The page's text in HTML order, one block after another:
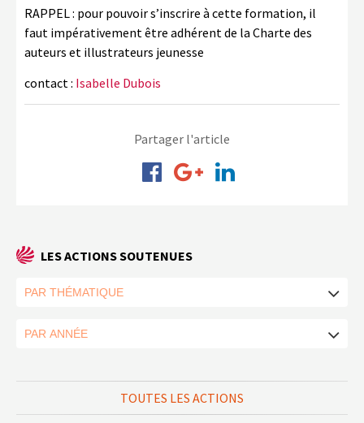
RAPPEL : pour pouvoir s’inscrire à cette formation, il
faut impérativement être adhérent de la Charte des
auteurs et illustrateurs jeunesse
contact : Isabelle Dubois
Partager l'article
LES ACTIONS SOUTENUES
TOUTES LES ACTIONS